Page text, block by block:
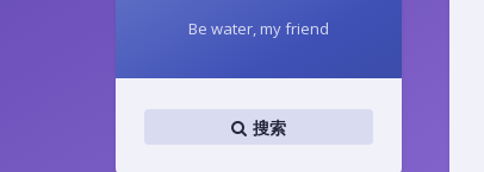
Be water, my friend
搜索